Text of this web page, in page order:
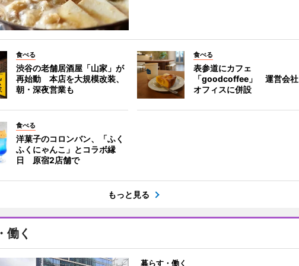
食べる
渋谷の老舗居酒屋「山家」が
再始動 本店を大規模改装、
朝・深夜営業も
食べる
表参道にカフェ
「goodcoffee」 運営会社
オフィスに併設
食べる
洋菓子のコロンバン、「ふく
ふくにゃんこ」とコラボ縁
日 原宿2店舗で
もっと見る
働く
暮らす・働く